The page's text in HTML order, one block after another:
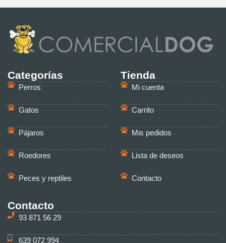
Categorías
Perros
Gatos
Pájaros
Roedores
Peces y reptiles
Tienda
Mi cuenta
Carrito
Mis pedidos
Lista de deseos
Contacto
Contacto
93 871 56 29
639 072 994